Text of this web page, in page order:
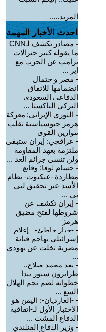
المزيد.....
احدث الأخبار المهمة
-
مصادر تكشف لـCNN
ما يقوله كبير جنرالات
ترامب عن الحرب مع
إير ...
- مصر واحتمال
انضمامها للاتفاق
الدفاعي السعودي
التركي الباكستا ...
- الثوري الإيراني: معركة
هرمز جيوسياسية تقلب
موازين القوى
- عراقجي: إيران ستبقى
ملتزمة بعهد المقاومة
ولن تنسى جرائم العد ...
- حسام لوقا: وقائع
مطاردة -عنكبوت- نظام
الأسد عبر تحقيق لبي
بي ...
- إيران تكشف عن
شروطها لفتح مضيق
هرمز
- -خيار خاطئ-.. إعلام
إسرائيلي يهاجم فنانة
مصرية تخلت عن يهودي
...
- بعد محمد صلاح..
طرابزون سبور يبدأ
خطواته لضم نجم الهلال
السع ...
- -الغارديان-: اليمن هو
الاختبار الأول لـ-اتفاقية
الدفاع المشت ...
- وزير الدفاع الفنلندي